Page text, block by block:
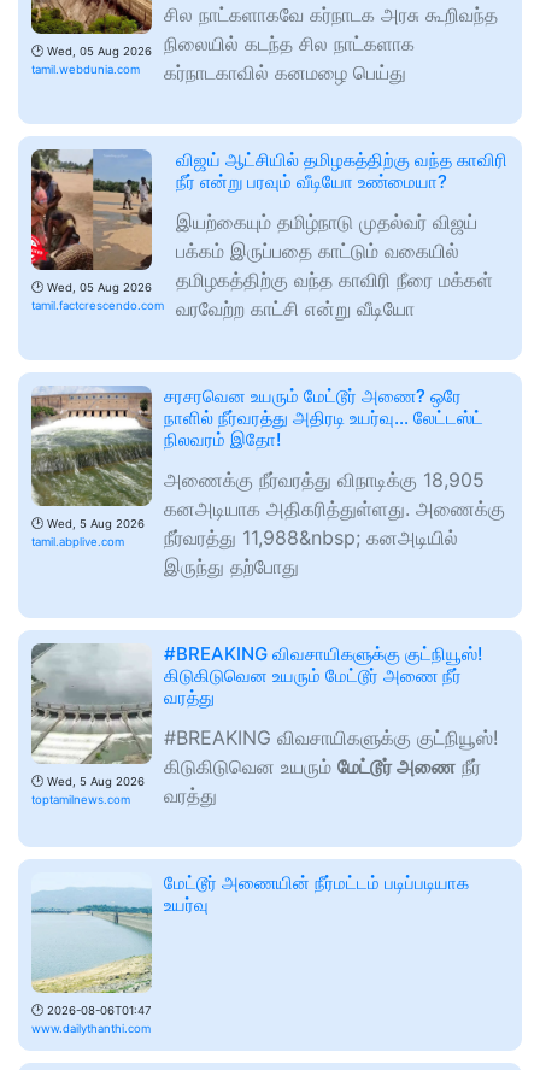
🕑 Wed, 05 Aug 2026
tamil.webdunia.com
சில நாட்களாகவே கர்நாடக அரசு கூறிவந்த
நிலையில் கடந்த சில நாட்களாக
கர்நாடகாவில் கனமழை பெய்து
🕑 Wed, 05 Aug 2026
tamil.factcrescendo.com
விஜய் ஆட்சியில் தமிழகத்திற்கு வந்த காவிரி
நீர் என்று பரவும் வீடியோ உண்மையா?
இயற்கையும் தமிழ்நாடு முதல்வர் விஜய்
பக்கம் இருப்பதை காட்டும் வகையில்
தமிழகத்திற்கு வந்த காவிரி நீரை மக்கள்
வரவேற்ற காட்சி என்று வீடியோ
🕑 Wed, 5 Aug 2026
tamil.abplive.com
சரசரவென உயரும் மேட்டூர் அணை? ஒரே
நாளில் நீர்வரத்து அதிரடி உயர்வு... லேட்டஸ்ட்
நிலவரம் இதோ!
அணைக்கு நீர்வரத்து விநாடிக்கு 18,905
கனஅடியாக அதிகரித்துள்ளது. அணைக்கு
நீர்வரத்து 11,988&nbsp; கனஅடியில்
இருந்து தற்போது
🕑 Wed, 5 Aug 2026
toptamilnews.com
#BREAKING விவசாயிகளுக்கு குட்நியூஸ்!
கிடுகிடுவென உயரும் மேட்டூர் அணை நீர்
வரத்து
#BREAKING விவசாயிகளுக்கு குட்நியூஸ்!
கிடுகிடுவென உயரும் மேட்டூர் அணை நீர்
வரத்து
🕑 2026-08-06T01:47
www.dailythanthi.com
மேட்டூர் அணையின் நீர்மட்டம் படிப்படியாக
உயர்வு